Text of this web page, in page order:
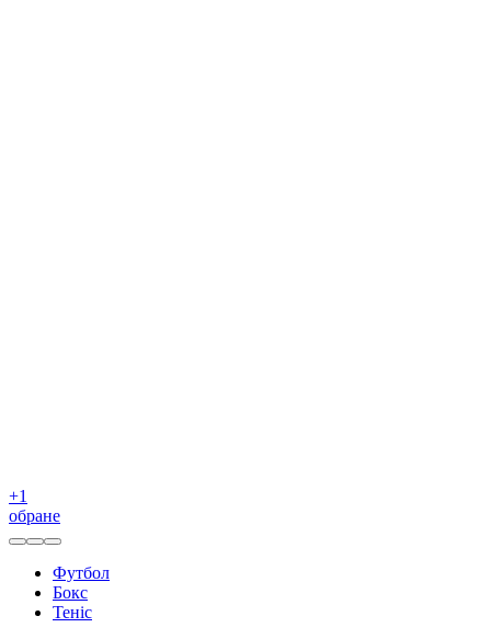
+1
обране
Футбол
Бокс
Теніс